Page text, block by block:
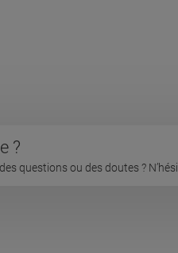
?
questions ou des doutes ?